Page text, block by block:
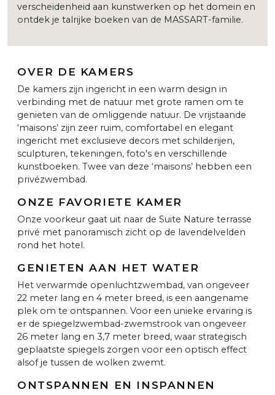
verscheidenheid aan kunstwerken op het domein en
ontdek je talrijke boeken van de MASSART-familie.
OVER DE KAMERS
De kamers zijn ingericht in een warm design in
verbinding met de natuur met grote ramen om te
genieten van de omliggende natuur. De vrijstaande
‘maisons’ zijn zeer ruim, comfortabel en elegant
ingericht met exclusieve decors met schilderijen,
sculpturen, tekeningen, foto's en verschillende
kunstboeken. Twee van deze ‘maisons’ hebben een
privézwembad.
ONZE FAVORIETE KAMER
Onze voorkeur gaat uit naar de Suite Nature terrasse
privé met panoramisch zicht op de lavendelvelden
rond het hotel.
GENIETEN AAN HET WATER
Het verwarmde openluchtzwembad, van ongeveer
22 meter lang en 4 meter breed, is een aangename
plek om te ontspannen. Voor een unieke ervaring is
er de spiegelzwembad-zwemstrook van ongeveer
26 meter lang en 3,7 meter breed, waar strategisch
geplaatste spiegels zorgen voor een optisch effect
alsof je tussen de wolken zwemt.
ONTSPANNEN EN INSPANNEN